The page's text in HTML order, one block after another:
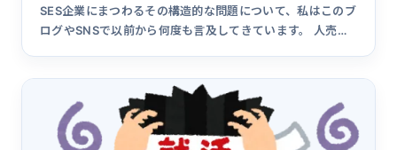
SES企業にまつわるその構造的な問題について、私はこのブ
ログやSNSで以前から何度も言及してきています。 人売り